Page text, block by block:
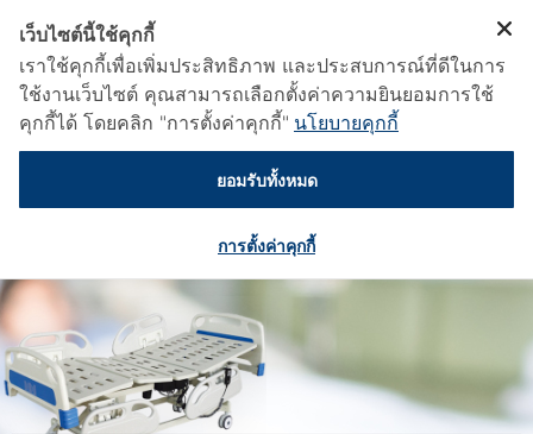
เว็บไซต์นี้ใช้คุกกี้
เราใช้คุกกี้เพื่อเพิ่มประสิทธิภาพ และประสบการณ์ที่ดีในการ
ใช้งานเว็บไซต์ คุณสามารถเลือกตั้งค่าความยินยอมการใช้
คุกกี้ได้ โดยคลิก "การตั้งค่าคุกกี้" นโยบายคุกกี้
ยอมรับทั้งหมด
การตั้งค่าคุกกี้